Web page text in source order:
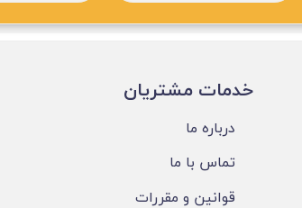
​خدمات مشتریان
درباره ما
تماس با ما
قوانین و مقررات